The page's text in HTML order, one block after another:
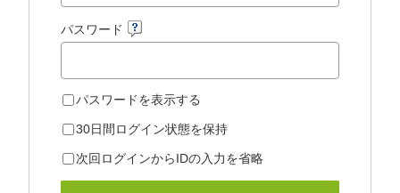
パスワード
パスワードを表示する
30日間ログイン状態を保持
次回ログインからIDの入力を省略